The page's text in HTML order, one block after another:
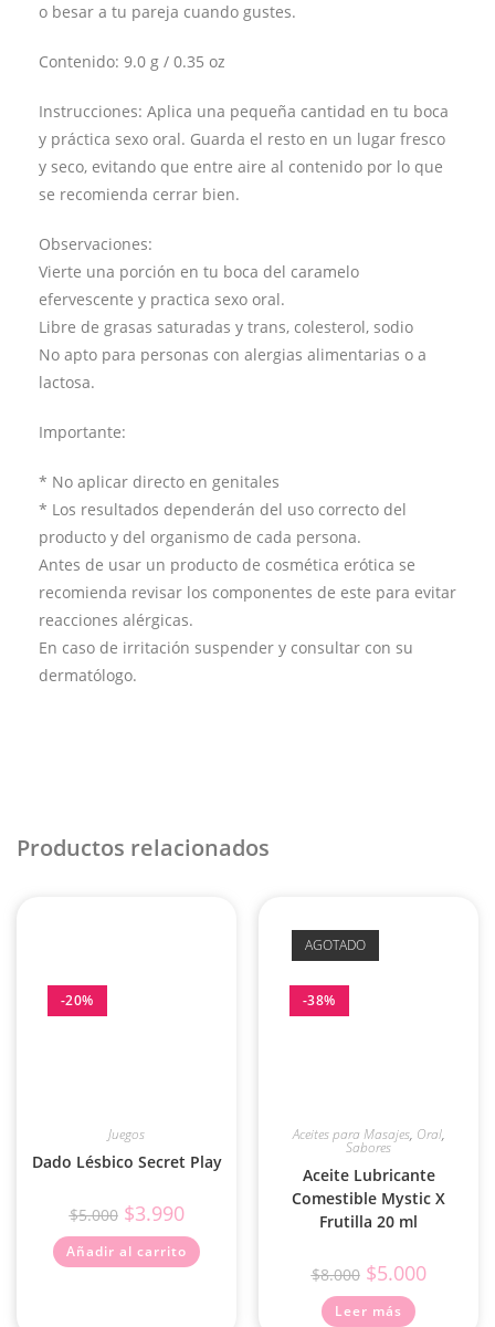
o besar a tu pareja cuando gustes.
Contenido: 9.0 g / 0.35 oz
Instrucciones: Aplica una pequeña cantidad en tu boca
y práctica sexo oral. Guarda el resto en un lugar fresco
y seco, evitando que entre aire al contenido por lo que
se recomienda cerrar bien.
Observaciones:
Vierte una porción en tu boca del caramelo
efervescente y practica sexo oral.
Libre de grasas saturadas y trans, colesterol, sodio
No apto para personas con alergias alimentarias o a
lactosa.
Importante:
* No aplicar directo en genitales
* Los resultados dependerán del uso correcto del
producto y del organismo de cada persona.
Antes de usar un producto de cosmética erótica se
recomienda revisar los componentes de este para evitar
reacciones alérgicas.
En caso de irritación suspender y consultar con su
dermatólogo.
Productos relacionados
-20%
Juegos
Dado Lésbico Secret Play
$5.000 $3.990
Añadir al carrito
AGOTADO
-38%
Aceites para Masajes, Oral,
Sabores
Aceite Lubricante
Comestible Mystic X
Frutilla 20 ml
$8.000 $5.000
Leer más